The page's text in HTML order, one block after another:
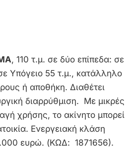
, 110 τ.μ. σε δύο επίπεδα: σε
Υπόγειο 55 τ.μ., κατάλληλο
ή αποθήκη. Διαθέτει
διαρρύθμιση. Με μικρές
χρήσης, το ακίνητο μπορεί
Ενεργειακή κλάση
ευρώ. (ΚΩΔ: 1871656).